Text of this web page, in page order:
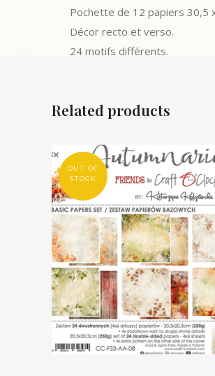
Pochette de 12 papiers 30,5
Décor recto et verso.
24 motifs différents.
Related products
OUT OF
STOCK